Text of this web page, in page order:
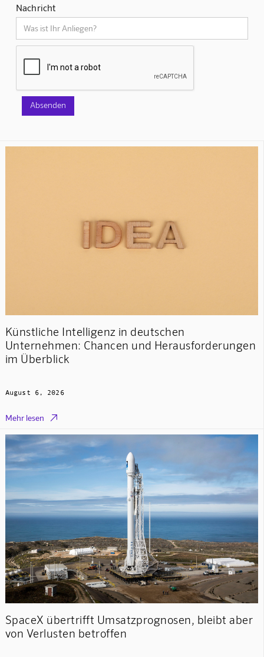
Nachricht
Künstliche Intelligenz in deutschen
Unternehmen: Chancen und Herausforderungen
im Überblick
August 6, 2026
Mehr lesen 
SpaceX übertrifft Umsatzprognosen, bleibt aber
von Verlusten betroffen